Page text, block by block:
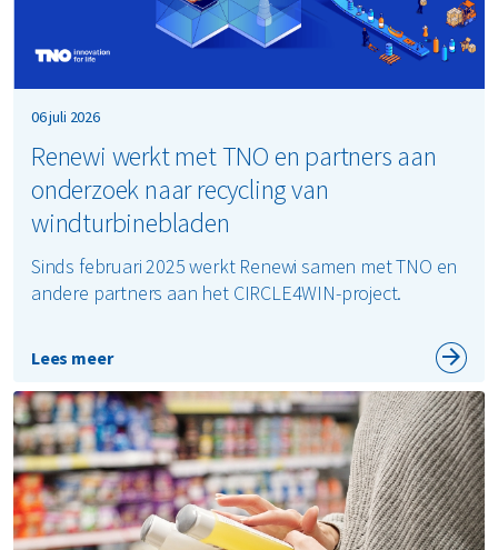
Renewi werkt met TNO en partners aan
onderzoek naar recycling van
windturbinebladen
06 juli 2026
Sinds februari 2025 werkt Renewi samen met TNO en
andere partners aan het CIRCLE4WIN-project.
Lees meer